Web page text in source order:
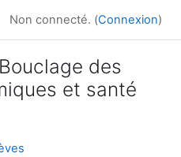
Non connecté. (Connexion)
des
et santé